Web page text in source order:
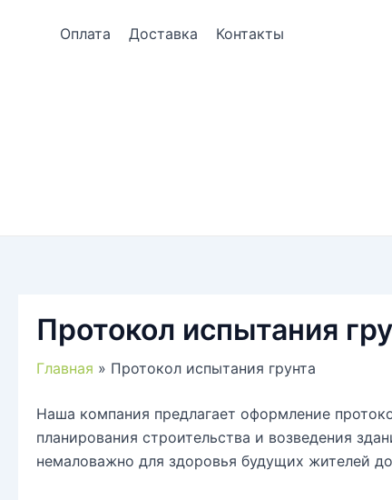
Оплата Доставка Контакты
Протокол испытания
Главная Протокол испытания грунта
Наша компания предлагает оформление
планирования строительства и возведения
немаловажно для здоровья будущих жителей